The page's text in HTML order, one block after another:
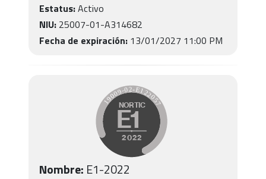
Estatus:Activo
NIU: 25007-01-A314682
Fecha de expiración: 13/01/2027 11:00 PM
Nombre: E1-2022